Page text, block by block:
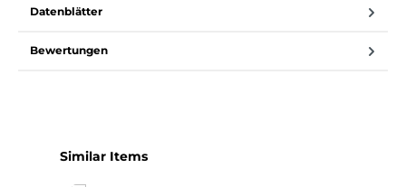
Datenblätter
Bewertungen
Produktgalerie überspringen
Similar Items